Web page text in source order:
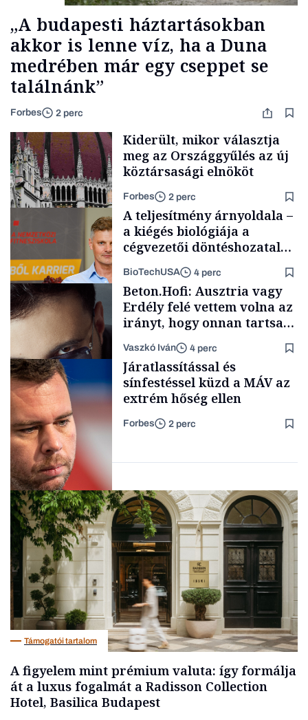
„A budapesti háztartásokban
akkor is lenne víz, ha a Duna
medrében már egy cseppet se
találnánk”
Forbes 2 perc
Politika
Kiderült, mikor választja
meg az Országgyűlés az új
köztársasági elnököt
Forbes 2 perc
Content Lab HUB
A teljesítmény árnyoldala –
a kiégés biológiája a
cégvezetői döntéshozatal
BioTechUSA 4 perc
Forbes-sztori
Beton.Hofi: Ausztria vagy
Erdély felé vettem volna az
irányt, hogy onnan tartsam
lélegeztetőgépen a magyar
zenét
Vaszkó Iván 4 perc
Társadalom
Járatlassítással és
sínfestéssel küzd a MÁV az
extrém hőség ellen
Forbes 2 perc
Támogatói tartalom
A figyelem mint prémium valuta: így formálja
át a luxus fogalmát a Radisson Collection
Hotel, Basilica Budapest